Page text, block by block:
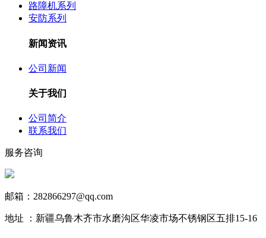
路障机系列
安防系列
新闻资讯
公司新闻
关于我们
公司简介
联系我们
服务咨询
邮箱：282866297@qq.com
地址 ：新疆乌鲁木齐市水磨沟区华凌市场不锈钢区五排15-16